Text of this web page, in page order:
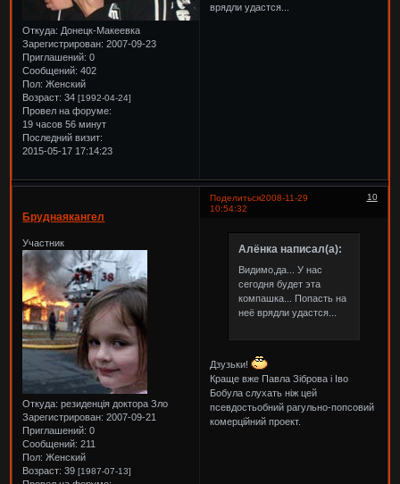
Откуда: Донецк-Макеевка
Зарегистрирован: 2007-09-23
Приглашений: 0
Сообщений: 402
Пол: Женский
Возраст: 34[1992-04-24]
Провел на форуме:
19 часов 56 минут
Последний визит:
2015-05-17 17:14:23
врядли удастся...
Поделиться 10
2008-11-29
10:54:32
Бруднаякангел
Участник
Откуда: резиденція доктора Зло
Зарегистрирован: 2007-09-21
Приглашений: 0
Сообщений: 211
Пол: Женский
Возраст: 39[1987-07-13]
Алёнка написал(а):
Видимо,да... У нас
сегодня будет эта
компашка... Попасть на
неё врядли удастся...
Дзузьки!
Краще вже Павла Зіброва і Іво
Бобула слухать ніж цей
псевдостьобний рагульно-попсовий
комерційний проект.